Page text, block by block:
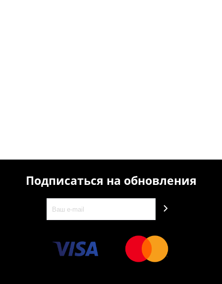
Подписаться на обновления